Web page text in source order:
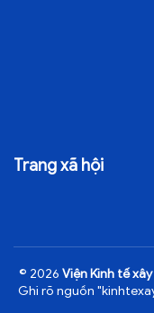
Trang xã hội
© 2026 Viện Kinh tế
Ghi rõ nguồn